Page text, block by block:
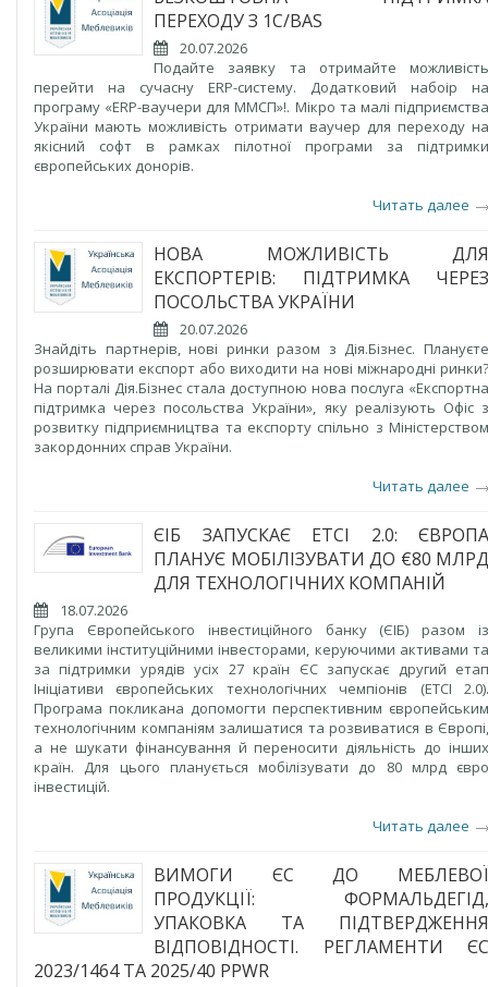
ПЕРЕХОДУ З 1С/BAS
20.07.2026
Подайте заявку та отримайте можливість
перейти на сучасну ERP-систему. Додатковий набоір на
програму «ERP-ваучери для ММСП»!. Мікро та малі підприємства
України мають можливість отримати ваучер для переходу на
якісний софт в рамках пілотної програми за підтримки
європейських донорів.
Читать далее
НОВА МОЖЛИВІСТЬ ДЛЯ
ЕКСПОРТЕРІВ: ПІДТРИМКА ЧЕРЕЗ
ПОСОЛЬСТВА УКРАЇНИ
20.07.2026
Знайдіть партнерів, нові ринки разом з Дія.Бізнес. Плануєте
розширювати експорт або виходити на нові міжнародні ринки?
На порталі Дія.Бізнес стала доступною нова послуга «Експортна
підтримка через посольства України», яку реалізують Офіс з
розвитку підприємництва та експорту спільно з Міністерством
закордонних справ України.
Читать далее
ЄІБ ЗАПУСКАЄ ETCI 2.0: ЄВРОПА
ПЛАНУЄ МОБІЛІЗУВАТИ ДО €80 МЛРД
ДЛЯ ТЕХНОЛОГІЧНИХ КОМПАНІЙ
18.07.2026
Група Європейського інвестиційного банку (ЄІБ) разом із
великими інституційними інвесторами, керуючими активами та
за підтримки урядів усіх 27 країн ЄС запускає другий етап
Ініціативи європейських технологічних чемпіонів (ETCI 2.0).
Програма покликана допомогти перспективним європейським
технологічним компаніям залишатися та розвиватися в Європі,
а не шукати фінансування й переносити діяльність до інших
країн. Для цього планується мобілізувати до 80 млрд євро
інвестицій.
Читать далее
ВИМОГИ ЄС ДО МЕБЛЕВОЇ
ПРОДУКЦІЇ: ФОРМАЛЬДЕГІД,
УПАКОВКА ТА ПІДТВЕРДЖЕННЯ
ВІДПОВІДНОСТІ. РЕГЛАМЕНТИ ЄС
2023/1464 ТА 2025/40 PPWR